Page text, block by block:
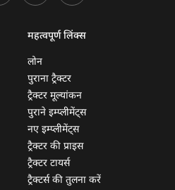
महत्वपूर्ण लिंक्स
लोन
पुराना ट्रैक्टर
ट्रैक्टर मूल्यांकन
पुराने इम्प्लीमेंट्स
नए इम्प्लीमेंट्स
ट्रैक्टर की प्राइस
ट्रैक्टर टायर्स
ट्रैक्टर्स की तुलना करें